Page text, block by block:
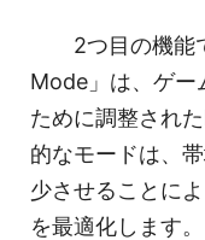
2つ目の機
Mode」は、ゲー
ために調整され
的なモードは、
少させることに
を最適化します